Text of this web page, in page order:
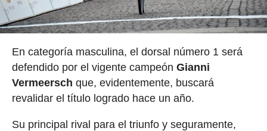
En categoría masculina, el dorsal número 1 será
defendido por el vigente campeón Gianni
Vermeersch que, evidentemente, buscará
revalidar el título logrado hace un año.
Su principal rival para el triunfo y seguramente,